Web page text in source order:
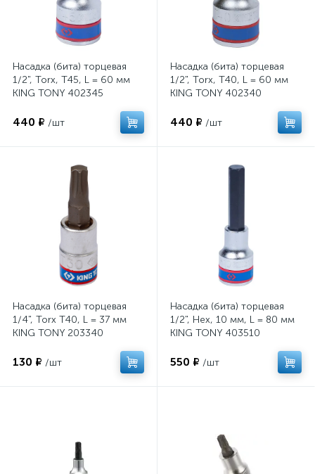
Насадка (бита) торцевая
1/2", Torx, T45, L = 60 мм
KING TONY 402345
440 ₽ /шт
Насадка (бита) торцевая
1/2", Torx, T40, L = 60 мм
KING TONY 402340
440 ₽ /шт
Насадка (бита) торцевая
1/4", Torx T40, L = 37 мм
KING TONY 203340
130 ₽ /шт
Насадка (бита) торцевая
1/2", Hex, 10 мм, L = 80 мм
KING TONY 403510
550 ₽ /шт